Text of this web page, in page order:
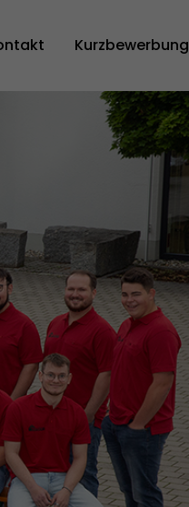
Kurzbewerbung